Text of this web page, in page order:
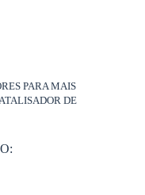
PARA MAIS
DE